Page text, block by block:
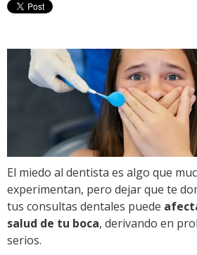
El miedo al dentista es algo que
experimentan, pero dejar que te
tus consultas dentales puede
salud de tu boca, derivando en
serios.